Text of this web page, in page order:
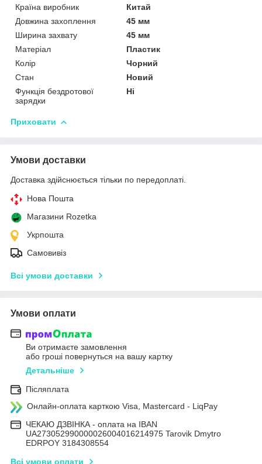
Країна виробник
Китай
Довжина захоплення
45 мм
Ширина захвату
45 мм
Матеріал
Пластик
Колір
Чорний
Стан
Новий
Функція бездротової
зарядки
Ні
Приховати
Умови доставки
Доставка здійснюється тільки по передоплаті.
Нова Пошта
Магазини Rozetka
Укрпошта
Самовивіз
Всі умови доставки
Умови оплати
Ви отримаєте замовлення
або гроші повернуться на вашу картку
Детальніше
Післяплата
Онлайн-оплата карткою Visa, Mastercard - LiqPay
ЧЕКАЮ ДЗВІНКА - оплата на IBAN
UA273052990000026004016214975 Tarovik Dmytro
EDRPOY 3184308554
Всі умови оплати